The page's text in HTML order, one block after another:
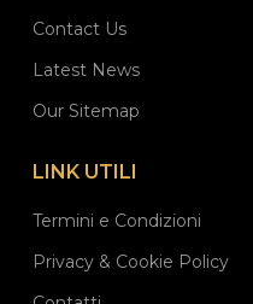
Contact Us
Latest News
Our Sitemap
LINK UTILI
Termini e Condizioni
Privacy & Cookie Policy